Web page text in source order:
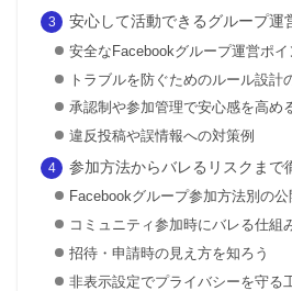
安心して活動できるグループ運
安全なFacebookグループ運営ポ
トラブルを防ぐためのルール設計
承認制や参加管理で安心感を高め
違反投稿や誤情報への対策例
参加方法からバレるリスクまで
Facebookグループ参加方法別の
コミュニティ参加時にバレる仕組
招待・申請時の見え方を知ろう
非表示設定でプライバシーを守る